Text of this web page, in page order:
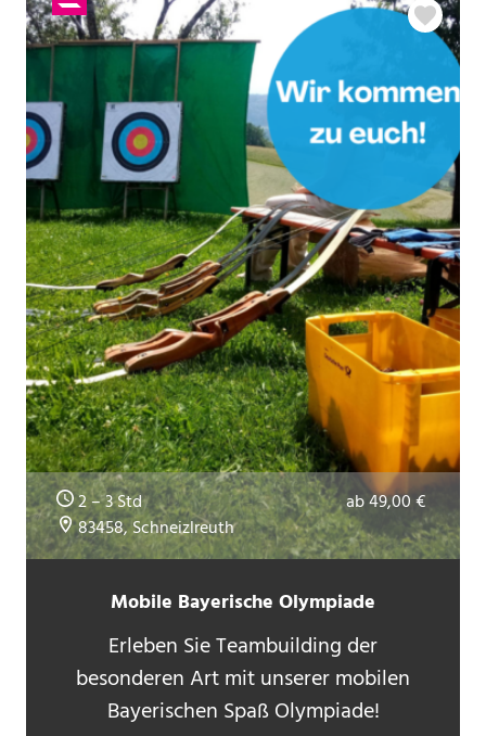
Mobile Bayerische Olympiade
Erleben Sie Teambuilding der
besonderen Art mit unserer mobilen
Bayerischen Spaß Olympiade!
2 – 3 Std
ab 49,00 €
83458, Schneizlreuth